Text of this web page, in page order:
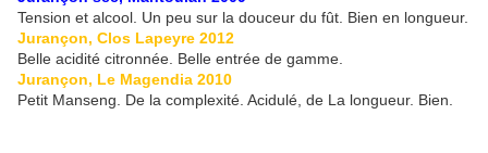
Tension et alcool. Un peu sur la douceur du fût. Bien en longueur.
Jurançon, Clos Lapeyre 2012
Belle acidité citronnée. Belle entrée de gamme.
Jurançon, Le Magendia 2010
Petit Manseng. De la complexité. Acidulé, de La longueur. Bien.